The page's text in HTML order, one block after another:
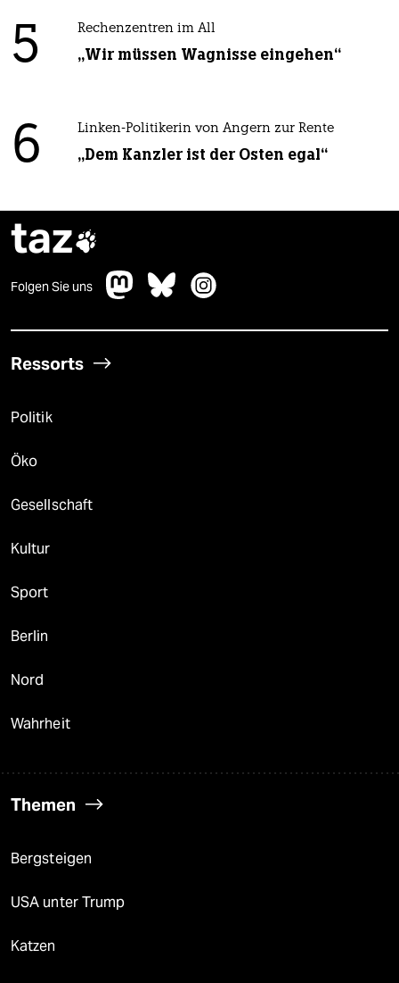
5 Rechenzentren im All
„Wir müssen Wagnisse eingehen“
6 Linken-Politikerin von Angern zur Rente
„Dem Kanzler ist der Osten egal“
taz
Folgen Sie uns
Ressorts
Politik
Öko
Gesellschaft
Kultur
Sport
Berlin
Nord
Wahrheit
Themen
Bergsteigen
USA unter Trump
Katzen